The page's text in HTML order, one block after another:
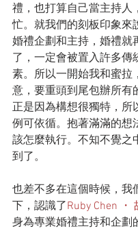
禮，也打算自己當主持人
忙。就我們的刻板印象來
婚禮企劃和主持，婚禮就
了，一定會被置入許多傳
素。所以一開始我和蜜拉
意，要重頭到尾包辦所有
正是因為構想很獨特，所
例可依循。抱著滿滿的想
該怎麼執行。不知不覺之
到了。
也差不多在這個時候，我
下，認識了Ruby Chen ・
身為專業婚禮主持和企劃